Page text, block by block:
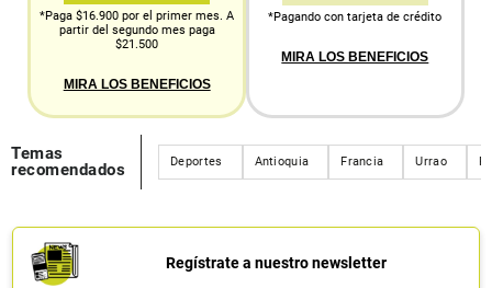
*Paga $16.900 por el primer mes. A
partir del segundo mes paga
$21.500
MIRA LOS BENEFICIOS
*Pagando con tarjeta de crédito
MIRA LOS BENEFICIOS
Temas
recomendados
Deportes Antioquia Francia Urrao
Regístrate a nuestro newsletter